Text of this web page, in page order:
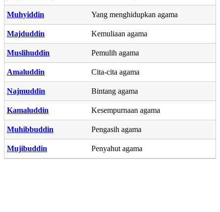
Muhyiddin Yang menghidupkan agama
Majduddin Kemuliaan agama
Muslihuddin Pemulih agama
Amaluddin Cita-cita agama
Najmuddin Bintang agama
Kamaluddin Kesempurnaan agama
Muhibbuddin Pengasih agama
Mujibuddin Penyahut agama